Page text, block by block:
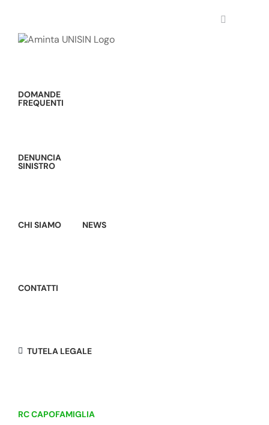
contenuto
DOMANDE
FREQUENTI
DENUNCIA
SINISTRO
CHI SIAMO NEWS
CONTATTI
TUTELA LEGALE
RC CAPOFAMIGLIA